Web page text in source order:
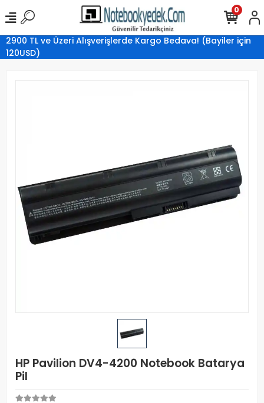
2900 TL ve Üzeri Alışverişlerde Kargo Bedava! (Bayiler için
120USD)
0
HP Pavilion DV4-4200 Notebook Batarya
Pil